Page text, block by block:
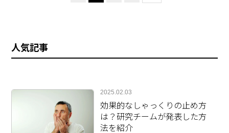
人気記事
2025.02.03
効果的なしゃっくりの止め方
は？研究チームが発表した方
法を紹介